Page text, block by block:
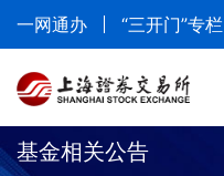
一网通办 “三开门”专栏
基金相关公告